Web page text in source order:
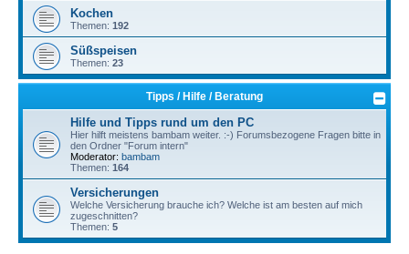
Kochen
Themen: 192
Süßspeisen
Themen: 23
Tipps / Hilfe / Beratung
Hilfe und Tipps rund um den PC
Hier hilft meistens bambam weiter. :-) Forumsbezogene Fragen bitte in
den Ordner "Forum intern"
Moderator: bambam
Themen: 164
Versicherungen
Welche Versicherung brauche ich? Welche ist am besten auf mich
zugeschnitten?
Themen: 5